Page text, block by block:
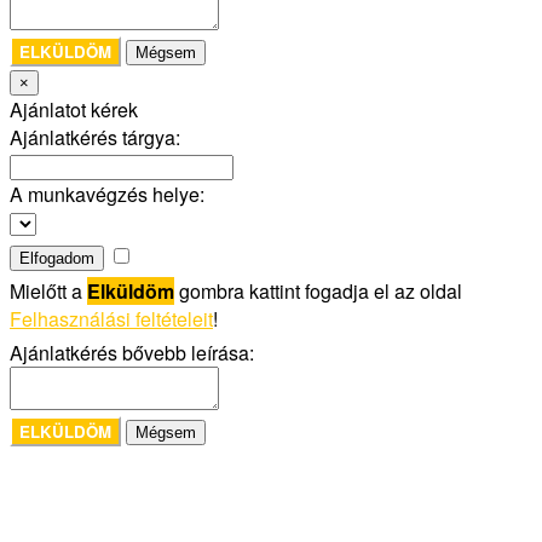
ELKÜLDÖM
Mégsem
×
Ajánlatot kérek
Ajánlatkérés tárgya:
A munkavégzés helye:
Elfogadom
Mielőtt a Elküldömgombra kattint fogadja el az oldal
Felhasználási feltételeit!
Ajánlatkérés bővebb leírása:
ELKÜLDÖM Mégsem